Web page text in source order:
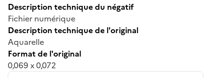
Description technique du négatif
Fichier numérique
Description technique de l'original
Aquarelle
Format de l'original
0,069 x 0,072